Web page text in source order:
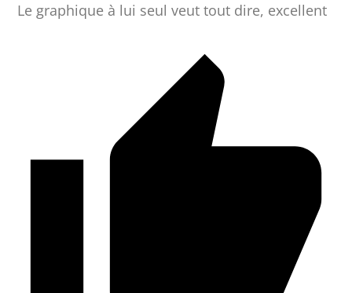
Le graphique à lui seul veut tout dire, excellent